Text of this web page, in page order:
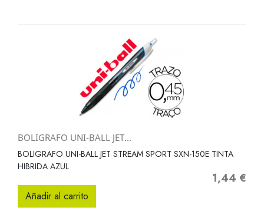
BOLIGRAFO UNI-BALL JET...
BOLIGRAFO UNI-BALL JET STREAM SPORT SXN-150E TINTA
HIBRIDA AZUL
Precio
1,44 €
Añadir al carrito